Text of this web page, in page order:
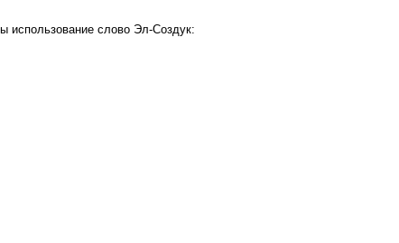
использование слово Эл-Создук: